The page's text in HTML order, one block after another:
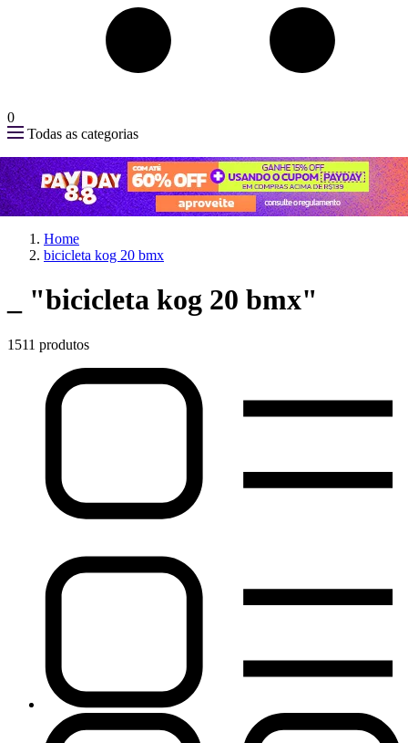
0
Todas as categorias
Home
bicicleta kog 20 bmx
"bicicleta kog 20 bmx"
1511 produtos